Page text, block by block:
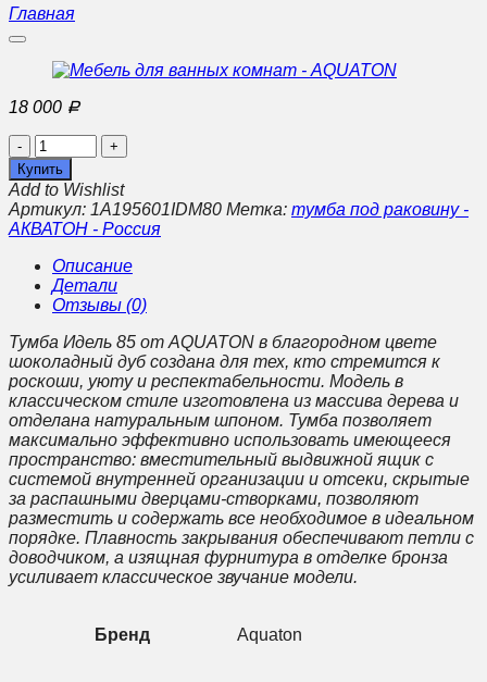
Главная
18 000 Р
Количество
Мебель
для
ванных
комнат
-
AQUATON
Купить
Add to Wishlist
Артикул: 1A195601IDM80 Метка: тумба под раковину -
АКВАТОН - Россия
Описание
Детали
Отзывы (0)
Тумба Идель 85 от AQUATON в благородном цвете
шоколадный дуб создана для тех, кто стремится к
роскоши, уюту и респектабельности. Модель в
классическом стиле изготовлена из массива дерева и
отделана натуральным шпоном. Тумба позволяет
максимально эффективно использовать имеющееся
пространство: вместительный выдвижной ящик с
системой внутренней организации и отсеки, скрытые
за распашными дверцами-створками, позволяют
разместить и содержать все необходимое в идеальном
порядке. Плавность закрывания обеспечивают петли с
доводчиком, а изящная фурнитура в отделке бронза
усиливает классическое звучание модели.
Бренд Aquaton